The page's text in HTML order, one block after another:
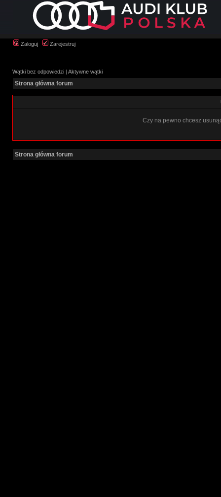
Zaloguj Zarejestruj
Wątki bez odpowiedzi | Aktywne wątki
Strona główna forum
Czy na pewno chcesz
Strona główna forum